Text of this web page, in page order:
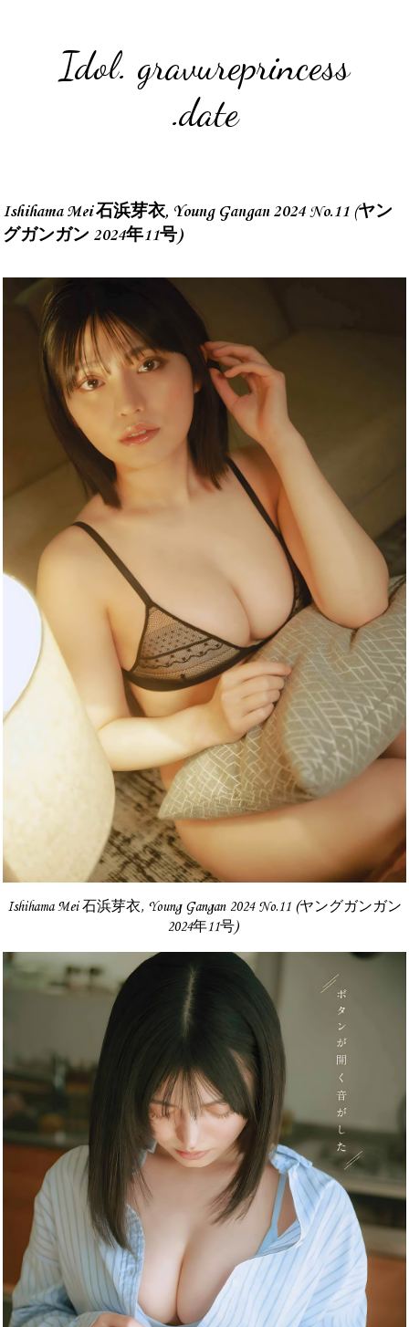
Idol. gravureprincess
.date
Ishihama Mei 石浜芽衣, Young Gangan 2024 No.11 (ヤン
グガンガン 2024年11号)
Ishihama Mei 石浜芽衣, Young Gangan 2024 No.11 (ヤングガンガン
2024年11号)